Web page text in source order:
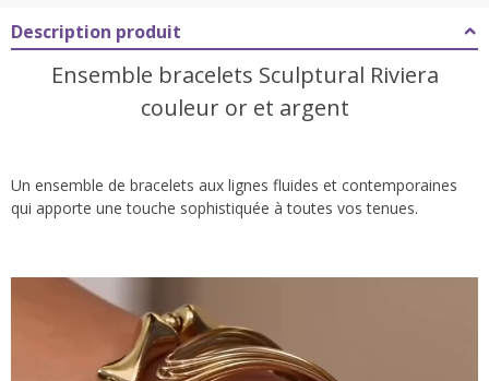
Description produit
Ensemble bracelets Sculptural Riviera
couleur or et argent
Un ensemble de bracelets aux lignes fluides et contemporaines
qui apporte une touche sophistiquée à toutes vos tenues.